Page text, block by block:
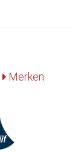
Merken